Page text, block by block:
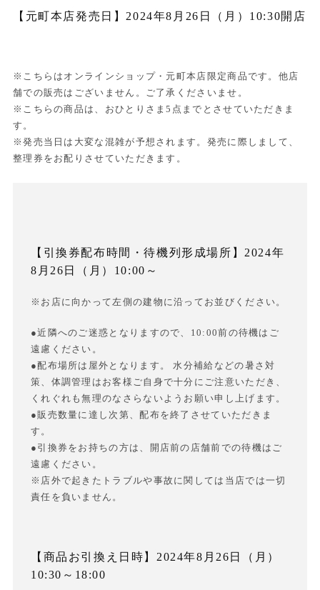
【元町本店発売日】2024年8月26日（月）10:30開店
※こちらはオンラインショップ・元町本店限定商品です。他店
舗での販売はございません。ご了承くださいませ。
※こちらの商品は、おひとりさま5点までとさせていただきま
す。
※発売当日は大変な混雑が予想されます。発売に際しまして、
整理券をお配りさせていただきます。
【引換券配布時間・待機列形成場所】2024年
8月26日（月）10:00～
※お店に向かって左側の建物に沿ってお並びください。
●近隣へのご迷惑となりますので、10:00前の待機はご
遠慮ください。
●配布場所は屋外となります。 水分補給などの暑さ対
策、体調管理はお客様ご自身で十分にご注意いただき、
くれぐれも無理のなさらないようお願い申し上げます。
●販売数量に達し次第、配布を終了させていただきま
す。
●引換券をお持ちの方は、開店前の店舗前での待機はご
遠慮ください。
※店外で起きたトラブルや事故に関しては当店では一切
責任を負いません。
【商品お引換え日時】2024年8月26日（月）
10:30～18:00